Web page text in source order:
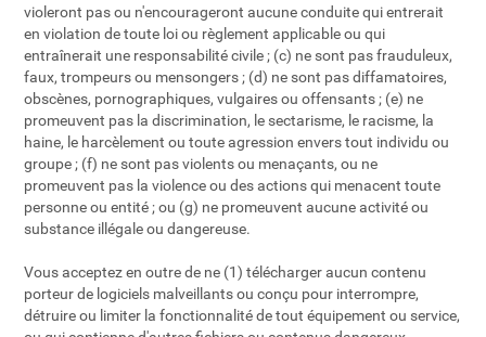
violeront pas ou n'encourageront aucune conduite qui entrerait
en violation de toute loi ou règlement applicable ou qui
entraînerait une responsabilité civile ; (c) ne sont pas frauduleux,
faux, trompeurs ou mensongers ; (d) ne sont pas diffamatoires,
obscènes, pornographiques, vulgaires ou offensants ; (e) ne
promeuvent pas la discrimination, le sectarisme, le racisme, la
haine, le harcèlement ou toute agression envers tout individu ou
groupe ; (f) ne sont pas violents ou menaçants, ou ne
promeuvent pas la violence ou des actions qui menacent toute
personne ou entité ; ou (g) ne promeuvent aucune activité ou
substance illégale ou dangereuse.
Vous acceptez en outre de ne (1) télécharger aucun contenu
porteur de logiciels malveillants ou conçu pour interrompre,
détruire ou limiter la fonctionnalité de tout équipement ou service,